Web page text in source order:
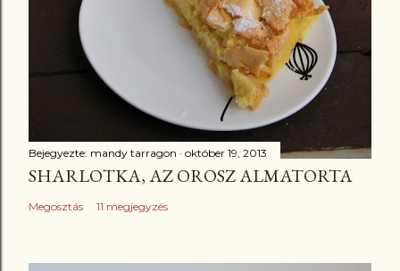
Bejegyezte: mandy tarragon október 19, 2013
SHARLOTKA, AZ OROSZ ALMATORTA
Megosztás 11 megjegyzés